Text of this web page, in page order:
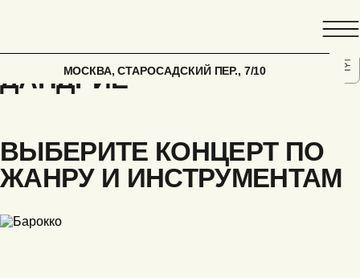
МОСКВА, СТАРОСАДСКИЙ ПЕР., 7/10
ЖАН-ФРАНСУА
ДАНДРИЁ
ВЫБЕРИТЕ КОНЦЕРТ ПО
ЖАНРУ И ИНСТРУМЕНТАМ